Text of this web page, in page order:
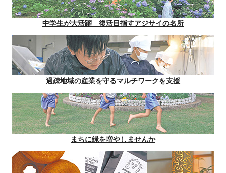
中学生が大活躍 復活目指すアジサイの名所
過疎地域の産業を守るマルチワークを支援
まちに緑を増やしませんか